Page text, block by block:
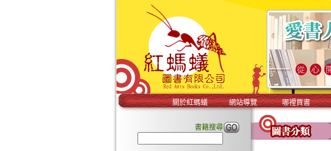
關於紅螞蟻 網站導覽 哪裡買書
書籍搜尋